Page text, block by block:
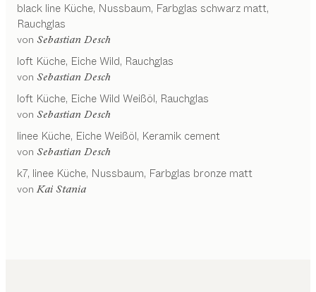
black line Küche Nussbaum, Farbglas schwarz matt,
Rauchglas
von Sebastian Desch
loft Küche Eiche Wild, Rauchglas
von Sebastian Desch
loft Küche Eiche Wild Weißöl, Rauchglas
von Sebastian Desch
linee Küche Eiche Weißöl, Keramik cement
von Sebastian Desch
k7, linee Küche Nussbaum, Farbglas bronze matt
von Kai Stania